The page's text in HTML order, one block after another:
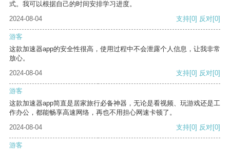
式。我可以根据自己的时间安排学习进度。
2024-08-04
支持[0] 反对[0]
游客
这款加速器app的安全性很高，使用过程中不会泄露个人信息，让我非常
放心。
2024-08-04
支持[0] 反对[0]
游客
这款加速器app简直是居家旅行必备神器，无论是看视频、玩游戏还是工
作办公，都能畅享高速网络，再也不用担心网速卡顿了。
2024-08-04
支持[0] 反对[0]
游客